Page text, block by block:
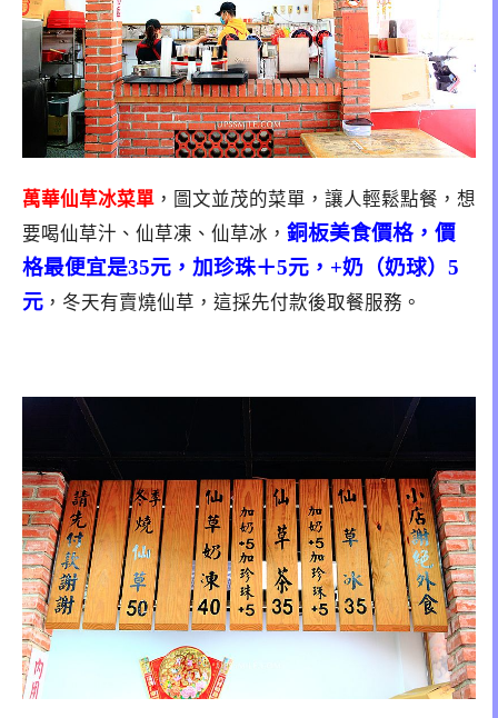
萬華仙草冰菜單 ，圖文並茂的菜單，讓人輕鬆點餐，想
要喝仙草汁、仙草凍、仙草冰， 銅板美食價格， 價
格最便宜是35元，加珍珠＋5元，+奶（奶球）5
元 ，冬天有賣燒仙草，這採先付款後取餐服務。